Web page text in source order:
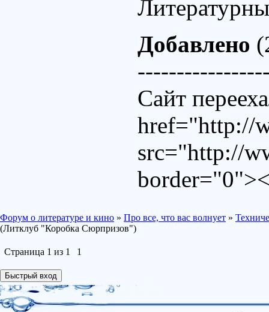
Добавлено
Сайт
href="http://
src="http://
Форум о литературе и кино » Про все, что вас волнует »
(Литклуб "Коробка Сюрпризов")
Страница 1 из 1 1